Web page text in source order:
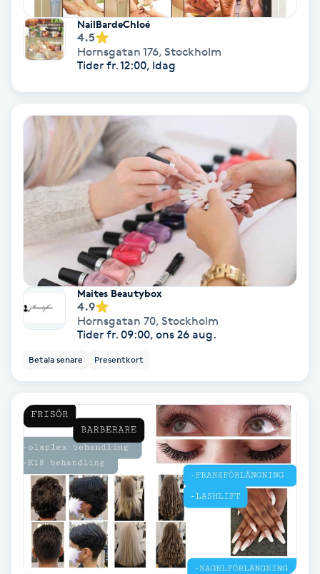
Sjukgymnastik
Skalpmassage
Sklerosering
Skoinlägg
Skägg
Skäggfärgning
Skäggklippning
Slingor
Sockring
Spa manikyr & pedikyr
NailBardeChloé
4.5
Hornsgatan 176, Stockholm
Tider fr. 12:00, Idag
Maites Beautybox
4.9
Hornsgatan 70, Stockholm
Tider fr. 09:00, ons 26 aug.
Betala senare Presentkort